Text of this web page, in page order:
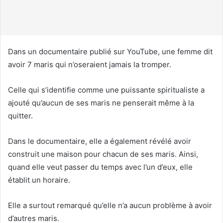
e
l
Dans un documentaire publié sur YouTube, une femme dit
avoir 7 maris qui n’oseraient jamais la tromper.
Celle qui s’identifie comme une puissante spiritualiste a
ajouté qu’aucun de ses maris ne penserait même à la
quitter.
Dans le documentaire, elle a également révélé avoir
construit une maison pour chacun de ses maris. Ainsi,
quand elle veut passer du temps avec l’un d’eux, elle
établit un horaire.
Elle a surtout remarqué qu’elle n’a aucun problème à avoir
d’autres maris.